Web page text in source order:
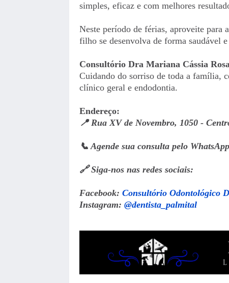
simples, eficaz e com melhores
Neste período de férias, aproveite para
filho se desenvolva de forma saudável
Consultório Dra Mariana Cássia
Cuidando do sorriso de toda a família,
clínico geral e endodontia.
Endereço:
📍 Rua XV de Novembro, 1050 -
📞 Agende sua consulta pelo
🔗 Siga-nos nas redes sociais:
Facebook: Consultório Odontológico
Instagram: @dentista_palmital